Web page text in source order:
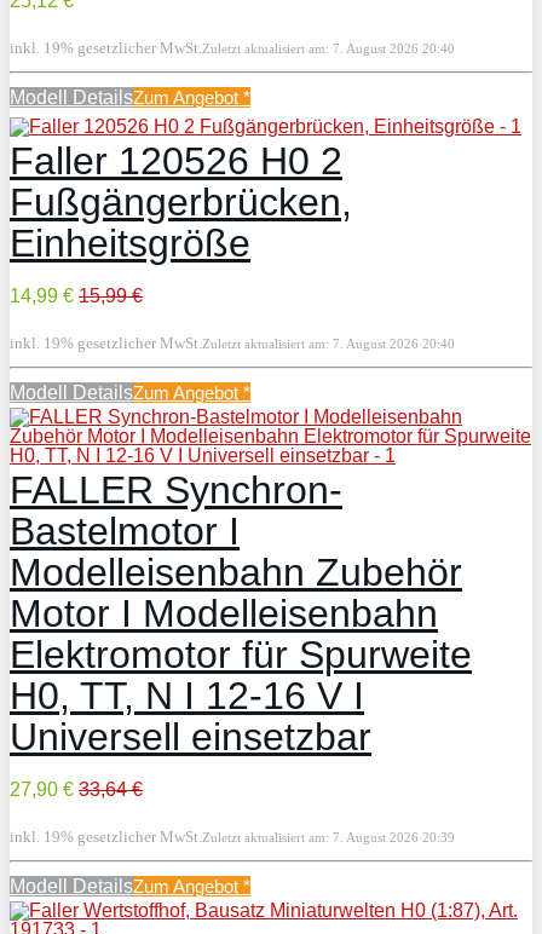
inkl. 19% gesetzlicher MwSt.Zuletzt aktualisiert am: 7. August 2026 20:40
Modell DetailsZum Angebot *
Faller 120526 H0 2
Fußgängerbrücken,
Einheitsgröße
14,99 € 15,99 €
inkl. 19% gesetzlicher MwSt.Zuletzt aktualisiert am: 7. August 2026 20:40
Modell DetailsZum Angebot *
FALLER Synchron-
Bastelmotor I
Modelleisenbahn Zubehör
Motor I Modelleisenbahn
Elektromotor für Spurweite
H0, TT, N I 12-16 V I
Universell einsetzbar
27,90 € 33,64 €
inkl. 19% gesetzlicher MwSt.Zuletzt aktualisiert am: 7. August 2026 20:39
Modell DetailsZum Angebot *